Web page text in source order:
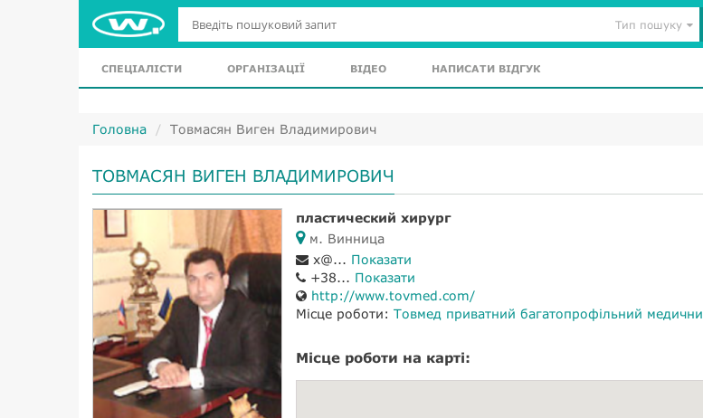
Тип пошуку
СПЕЦІАЛІСТИ ОРГАНІЗАЦІЇ ВІДЕО НАПИСАТИ ВІДГУК
Головна Товмасян Виген Владимирович
ТОВМАСЯН ВИГЕН ВЛАДИМИРОВИЧ
пластический хирург
м. Винница
x@... Показати
+38... Показати
http://www.tovmed.com/
Місце роботи: Товмед приватний багатопрофільний
Місце роботи на карті: